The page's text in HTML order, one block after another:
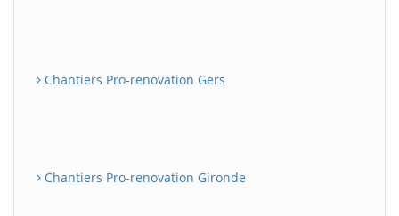
Chantiers Pro-renovation Gers
Chantiers Pro-renovation Gironde